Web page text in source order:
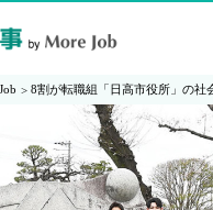
8割が転職組「日高市役所」の社